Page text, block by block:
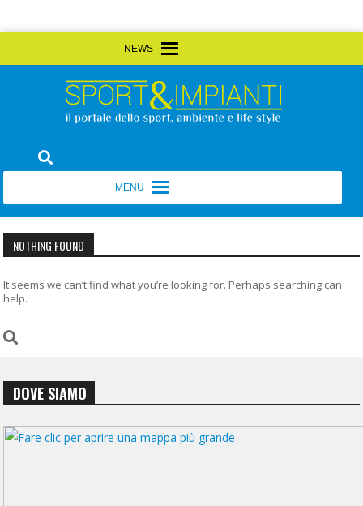
to
Sport&Impianti
NOTHING FOUND
It seems we can’t find what you’re looking for. Perhaps searching can
help.
DOVE SIAMO